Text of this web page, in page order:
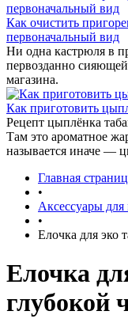
Как очистить
первоначальный вид
Ни одна кастрюля в
первозданно
магазина.
Как приготовить
Рецепт цыплёнка
Там это ароматное
называется иначе —
Главная
•
Аксессуары
•
Елочка для эко
Елочка
глубокой